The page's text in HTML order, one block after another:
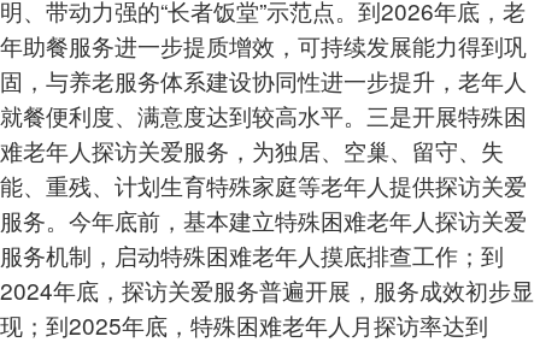
明、带动力强的“长者饭堂”示范点。到2026年底，老
年助餐服务进一步提质增效，可持续发展能力得到巩
固，与养老服务体系建设协同性进一步提升，老年人
就餐便利度、满意度达到较高水平。三是开展特殊困
难老年人探访关爱服务，为独居、空巢、留守、失
能、重残、计划生育特殊家庭等老年人提供探访关爱
服务。今年底前，基本建立特殊困难老年人探访关爱
服务机制，启动特殊困难老年人摸底排查工作；到
2024年底，探访关爱服务普遍开展，服务成效初步显
现；到2025年底，特殊困难老年人月探访率达到